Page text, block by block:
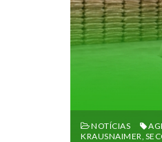
NOTÍCIAS
KRAUSNAIMER